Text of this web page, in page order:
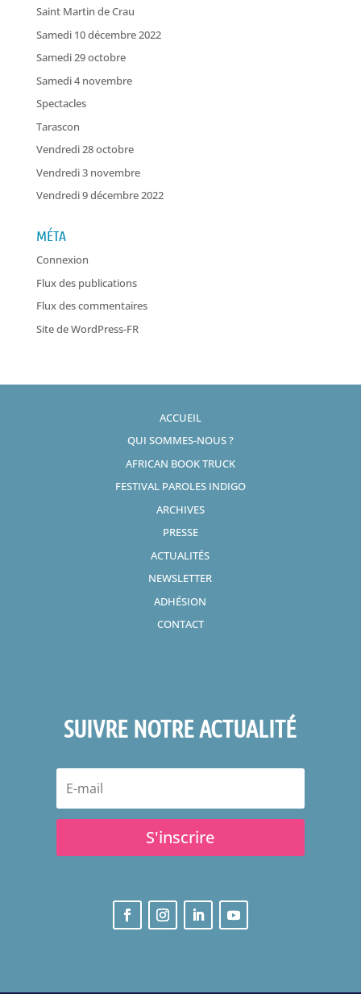
Saint Martin de Crau
Samedi 10 décembre 2022
Samedi 29 octobre
Samedi 4 novembre
Spectacles
Tarascon
Vendredi 28 octobre
Vendredi 3 novembre
Vendredi 9 décembre 2022
MÉTA
Connexion
Flux des publications
Flux des commentaires
Site de WordPress-FR
ACCUEIL
QUI SOMMES-NOUS ?
AFRICAN BOOK TRUCK
FESTIVAL PAROLES INDIGO
ARCHIVES
PRESSE
ACTUALITÉS
NEWSLETTER
ADHÉSION
CONTACT
SUIVRE NOTRE ACTUALITÉ
S'inscrire